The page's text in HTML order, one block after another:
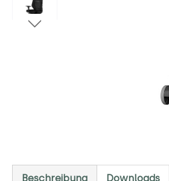
Beschreibung Downloads